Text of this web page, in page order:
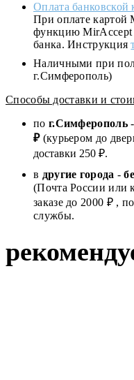
Оплата банковской
При оплате
функцию MirAccept
банка. Инструкция
Наличными при
г.Симферополь)
Способы доставки и
по г.Симферополь-
₽(курьером до
доставки 250 ₽.
в другие города -
(Почта России или
заказе до 2000 ₽ ,
службы.